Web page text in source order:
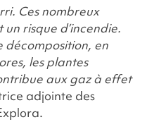
Ces nombreux
risque d’incendie.
décomposition, en
les plantes
aux gaz à effet
adjointe des